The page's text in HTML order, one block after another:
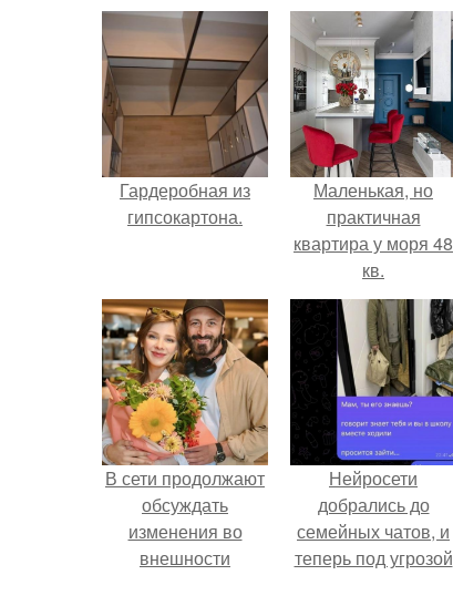
Гардеробная из
гипсокартона.
Маленькая, но
практичная
квартира у моря 48
кв.
В сети продолжают
обсуждать
изменения во
внешности
Нейросети
добрались до
семейных чатов, и
теперь под угрозой